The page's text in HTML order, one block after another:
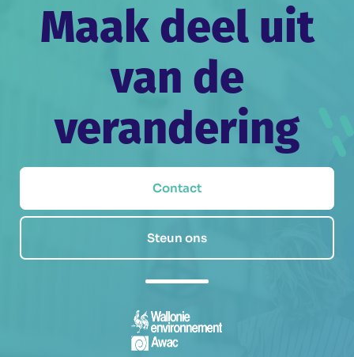
Maak deel uit
van de
verandering
Contact
Steun ons